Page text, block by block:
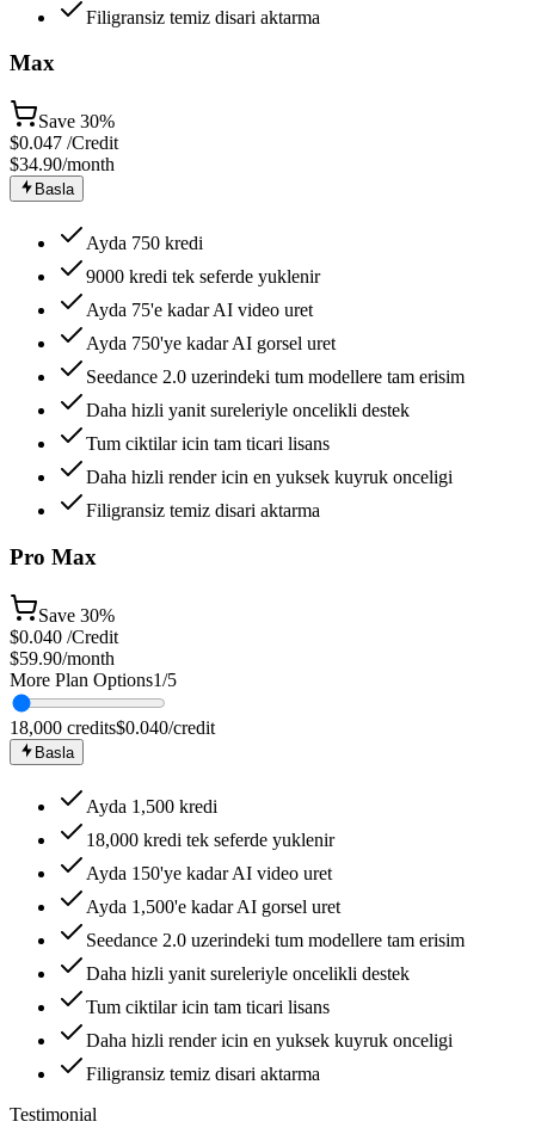
Filigransiz temiz disari aktarma
Max
Save 30%
$0.047 /Credit
$34.90/month
Basla
Ayda 750 kredi
9000 kredi tek seferde yuklenir
Ayda 75'e kadar AI video uret
Ayda 750'ye kadar AI gorsel uret
Seedance 2.0 uzerindeki tum modellere tam erisim
Daha hizli yanit sureleriyle oncelikli destek
Tum ciktilar icin tam ticari lisans
Daha hizli render icin en yuksek kuyruk onceligi
Filigransiz temiz disari aktarma
Pro Max
Save 30%
$0.040 /Credit
$59.90/month
More Plan Options1/5
18,000 credits$0.040/credit
Basla
Ayda 1,500 kredi
18,000 kredi tek seferde yuklenir
Ayda 150'ye kadar AI video uret
Ayda 1,500'e kadar AI gorsel uret
Seedance 2.0 uzerindeki tum modellere tam erisim
Daha hizli yanit sureleriyle oncelikli destek
Tum ciktilar icin tam ticari lisans
Daha hizli render icin en yuksek kuyruk onceligi
Filigransiz temiz disari aktarma
Testimonial